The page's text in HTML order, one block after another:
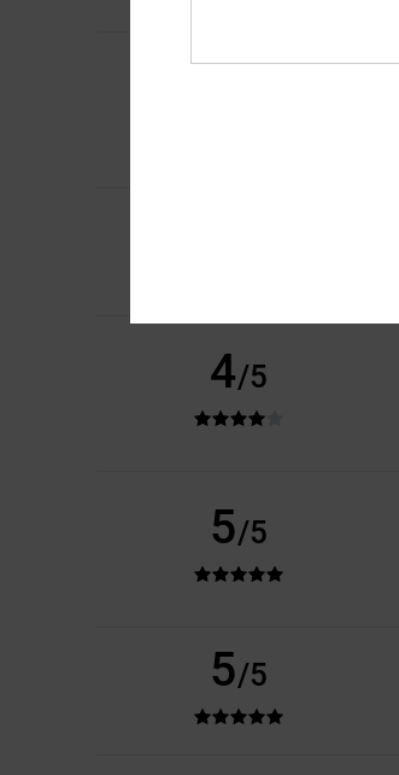
4/5
5/5
5/5